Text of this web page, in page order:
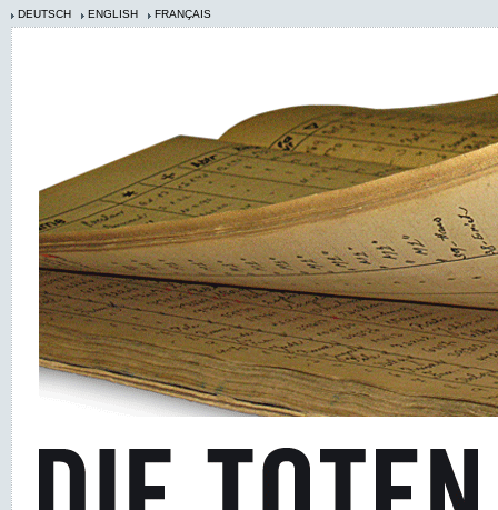
DEUTSCH ENGLISH FRANÇAIS